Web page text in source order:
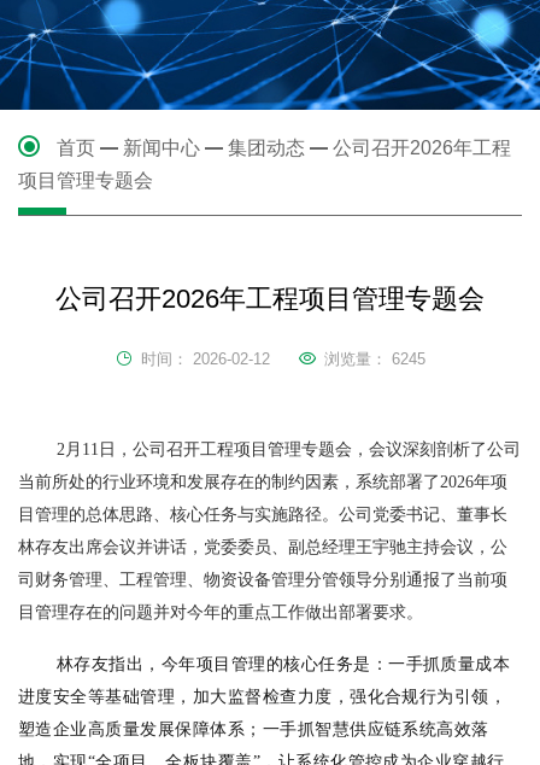
首页 新闻中心 集团动态
公司召开2026年工程
项目管理专题会
公司召开2026年工程项目管理专题会
时间： 2026-02-12 浏览量： 6245
2月11日，公司召开工程项目管理专题会，会议深刻剖析了公司
当前所处的行业环境和发展存在的制约因素，系统部署了2026年项
目管理的总体思路、核心任务与实施路径。公司党委书记、董事长
林存友出席会议并讲话，党委委员、副总经理王宇驰主持会议，公
司财务管理、工程管理、物资设备管理分管领导分别通报了当前项
目管理存在的问题并对今年的重点工作做出部署要求。
林存友指出，今年项目管理的核心任务是：一手抓质量成本
进度安全等基础管理，加大监督检查力度，强化合规行为引领，
塑造企业高质量发展保障体系；一手抓智慧供应链系统高效落